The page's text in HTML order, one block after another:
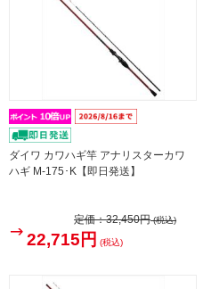
ダイワ カワハギ竿 アナリスターカワ
ハギ M-175･K【即日発送】
定価：32,450円(税込)
22,715円 (税込)